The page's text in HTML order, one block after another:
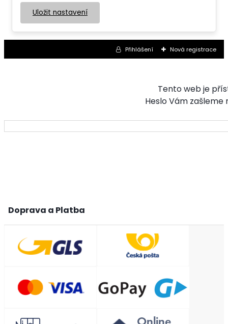
Uložit nastavení
Přihlášení Nová registrace
Tento web je
Heslo Vám zašleme
Doprava a Platba